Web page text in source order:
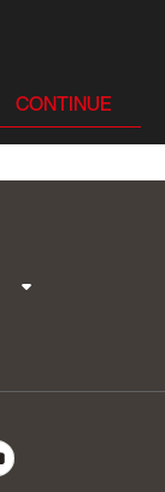
CONTINUE